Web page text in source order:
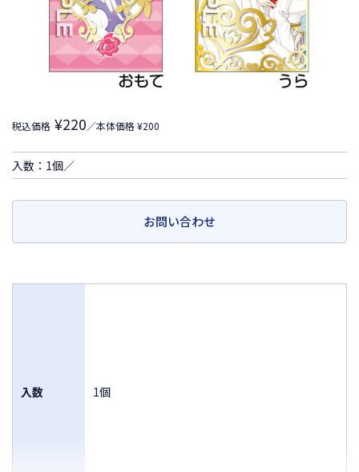
税込価格 ¥220／本体価格 ¥200
入数：1個／
お問い合わせ
入数 1個